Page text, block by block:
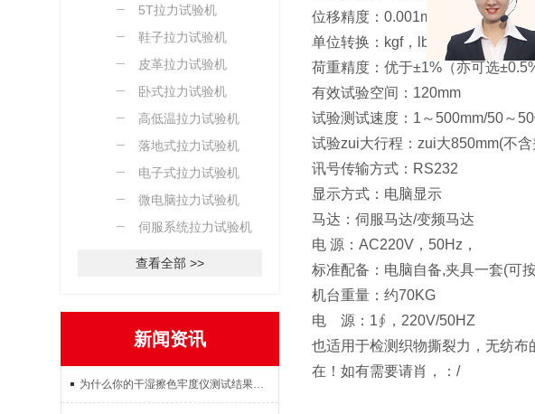
5T拉力试验机
鞋子拉力试验机
皮革拉力试验机
卧式拉力试验机
高低温拉力试验机
落地式拉力试验机
电子式拉力试验机
微电脑拉力试验机
伺服系统拉力试验机
查看全部 >>
新闻资讯
为什么你的干湿擦色牢度仪测试结果不准？这3个操作误区要避开
位移精度：0.001mm/0.01mm
单位转换：kgf，lbf，N
荷重精度：优于±1%（亦可选
有效试验空间：120mm
试验测试速度：1～500mm/50～
试验zui大行程：zui大850mm(不含
讯号传输方式：RS232
显示方式：电脑显示
马达：伺服马达/变频马达
电 源：AC220V，50Hz，
标准配备：电脑自备,夹具一套(可
机台重量：约70KG
电 源：1∮，220V/50HZ
也适用于检测织物撕裂力，无纺
在！如有需要请肖，：/